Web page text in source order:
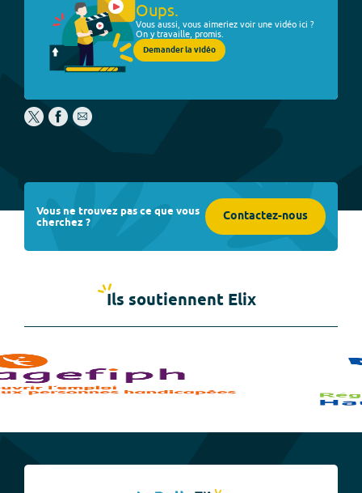
Oups.
Vous aussi, vous aimeriez voir une vidéo ici ?
On y travaille, promis.
Demander la vidéo
Vous ne trouvez pas ce que vous
cherchez ? Contactez-nous
Ils soutiennent Elix